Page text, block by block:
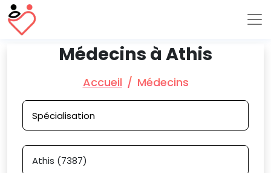
Médecins à Athis
Accueil Médecins